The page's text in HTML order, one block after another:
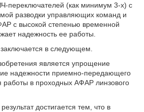
переключателей (как минимум 3-х) с
разводки управляющих команд и
с высокой степенью временной
надежность ее работы.
в следующем.
является упрощение
надежности приемно-передающего
работы в проходных АФАР линзового
достигается тем, что в